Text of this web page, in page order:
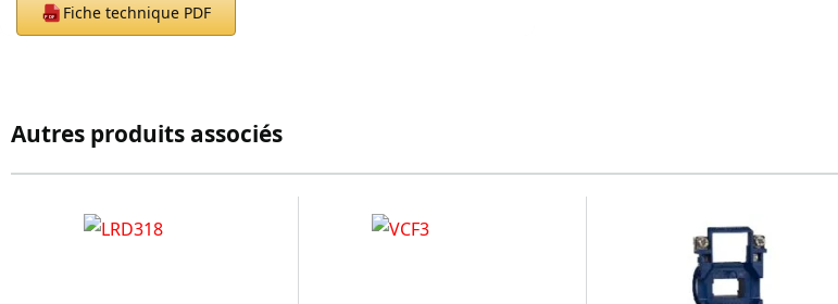
PDF Fiche technique PDF
Autres produits associés